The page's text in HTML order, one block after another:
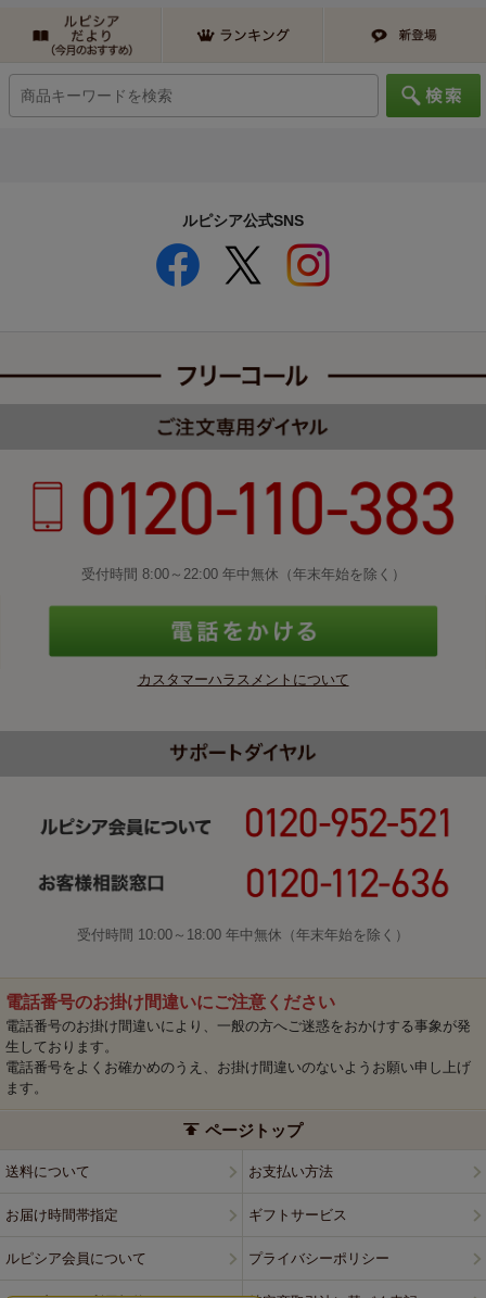
ルピシア公式SNS
受付時間 8:00～22:00 年中無休（年末年始を除く）
カスタマーハラスメントについて
受付時間 10:00～18:00 年中無休（年末年始を除く）
電話番号のお掛け間違いにご注意ください
電話番号のお掛け間違いにより、一般の方へご迷惑をおかけする事象が発
生しております。
電話番号をよくお確かめのうえ、お掛け間違いのないようお願い申し上げ
ます。
ページトップ
送料について お支払い方法
お届け時間帯指定 ギフトサービス
ルピシア会員について プライバシーポリシー